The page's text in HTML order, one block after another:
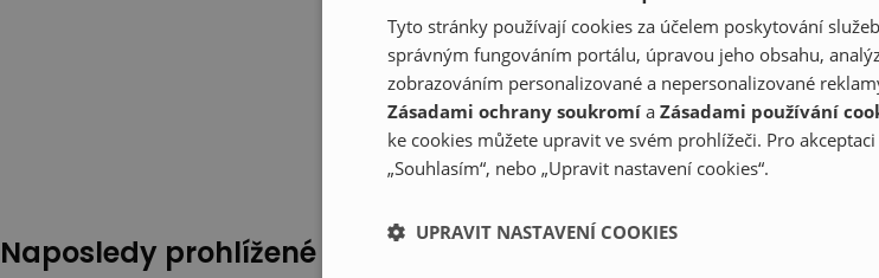
Naposledy prohlížené
Tyto stránky používají cookies za účelem poskytování
správným fungováním portálu, úpravou jeho obsahu,
zobrazováním personalizované a nepersonalizované
Zásadami ochrany soukromí a Zásadami používání
ke cookies můžete upravit ve svém prohlížeči. Pro
„Souhlasím“, nebo „Upravit nastavení cookies“.
UPRAVIT NASTAVENÍ COOKIES